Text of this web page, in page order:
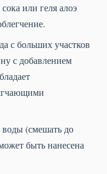
или геля алоэ
с больших участков
с добавлением
(смешать до
быть нанесена